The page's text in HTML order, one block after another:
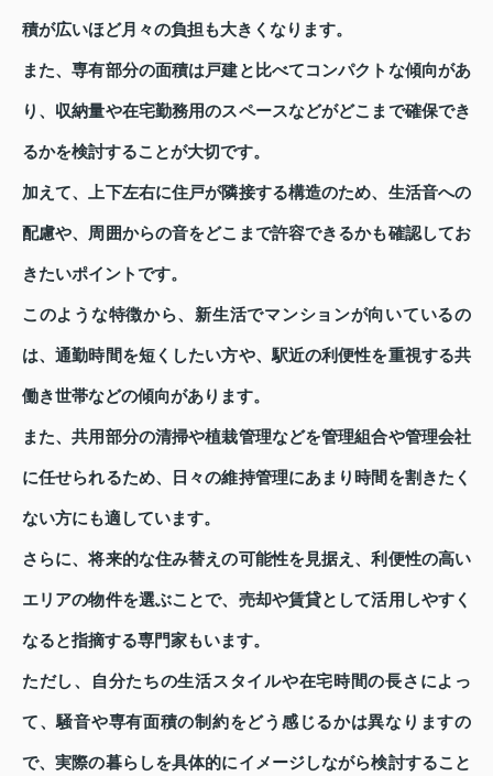
積が広いほど月々の負担も大きくなります。
また、専有部分の面積は戸建と比べてコンパクトな傾向があ
り、収納量や在宅勤務用のスペースなどがどこまで確保でき
るかを検討することが大切です。
加えて、上下左右に住戸が隣接する構造のため、生活音への
配慮や、周囲からの音をどこまで許容できるかも確認してお
きたいポイントです。
このような特徴から、新生活でマンションが向いているの
は、通勤時間を短くしたい方や、駅近の利便性を重視する共
働き世帯などの傾向があります。
また、共用部分の清掃や植栽管理などを管理組合や管理会社
に任せられるため、日々の維持管理にあまり時間を割きたく
ない方にも適しています。
さらに、将来的な住み替えの可能性を見据え、利便性の高い
エリアの物件を選ぶことで、売却や賃貸として活用しやすく
なると指摘する専門家もいます。
ただし、自分たちの生活スタイルや在宅時間の長さによっ
て、騒音や専有面積の制約をどう感じるかは異なりますの
で、実際の暮らしを具体的にイメージしながら検討すること